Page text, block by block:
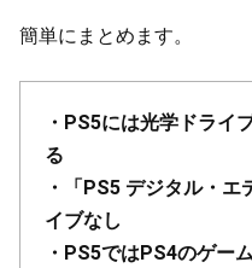
簡単にまとめます。
・PS5には光学ドライ
る
・「PS5 デジタル・
イブなし
・PS5ではPS4のゲー